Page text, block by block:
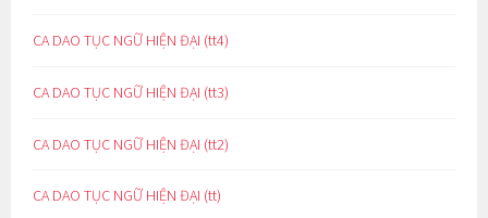
CA DAO TỤC NGỮ HIỆN ĐẠI (tt4)
CA DAO TỤC NGỮ HIỆN ĐẠI (tt3)
CA DAO TỤC NGỮ HIỆN ĐẠI (tt2)
CA DAO TỤC NGỮ HIỆN ĐẠI (tt)